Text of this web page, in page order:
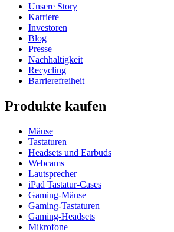
Unsere Story
Karriere
Investoren
Blog
Presse
Nachhaltigkeit
Recycling
Barrierefreiheit
Produkte kaufen
Mäuse
Tastaturen
Headsets und Earbuds
Webcams
Lautsprecher
iPad Tastatur-Cases
Gaming-Mäuse
Gaming-Tastaturen
Gaming-Headsets
Mikrofone